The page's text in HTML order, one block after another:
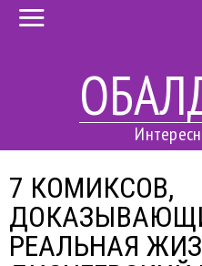
7 КОМИКСОВ,
РЕАЛЬНАЯ